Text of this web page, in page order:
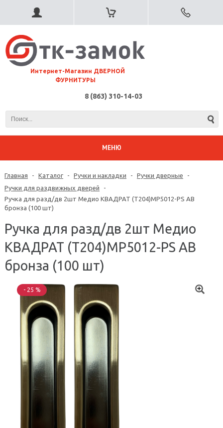
⠀Интернет-Магазин ДВЕРНОЙ
ФУРНИТУРЫ
8 (863) 310-14-03
МЕНЮ
Главная - Каталог - Ручки и накладки - Ручки дверные
-
Ручки для раздвижных дверей
-
Ручка для разд/дв 2шт Медио КВАДРАТ (T204)MP5012-PS AB
бронза (100 шт)
Ручка для разд/дв 2шт Медио
КВАДРАТ (T204)MP5012-PS AB
бронза (100 шт)
- 25 %